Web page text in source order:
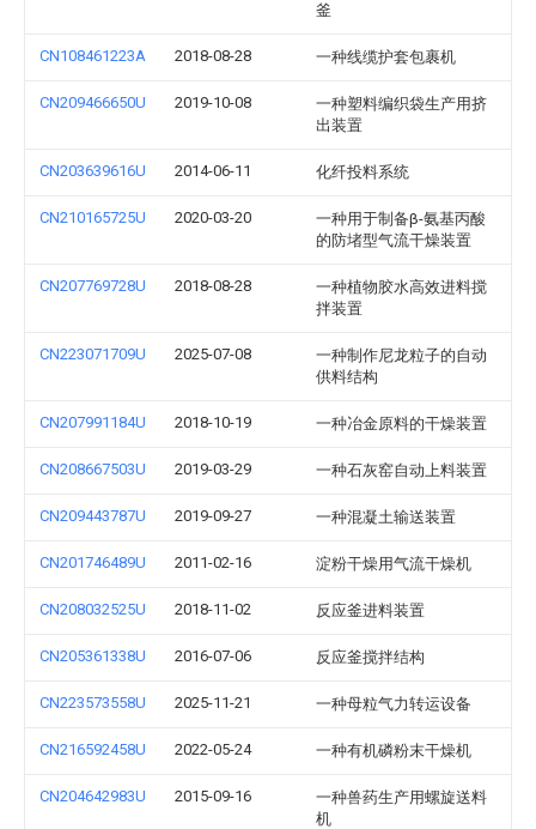
釜
CN108461223A 2018-08-28 一种线缆护套包裹机
CN209466650U 2019-10-08
一种塑料编织袋生产用挤
出装置
CN203639616U 2014-06-11 化纤投料系统
CN210165725U 2020-03-20
一种用于制备β-氨基丙酸
的防堵型气流干燥装置
CN207769728U 2018-08-28
一种植物胶水高效进料搅
拌装置
CN223071709U 2025-07-08
一种制作尼龙粒子的自动
供料结构
CN207991184U 2018-10-19 一种冶金原料的干燥装置
CN208667503U 2019-03-29 一种石灰窑自动上料装置
CN209443787U 2019-09-27 一种混凝土输送装置
CN201746489U 2011-02-16 淀粉干燥用气流干燥机
CN208032525U 2018-11-02 反应釜进料装置
CN205361338U 2016-07-06 反应釜搅拌结构
CN223573558U 2025-11-21 一种母粒气力转运设备
CN216592458U 2022-05-24 一种有机磷粉末干燥机
CN204642983U 2015-09-16
一种兽药生产用螺旋送料
机